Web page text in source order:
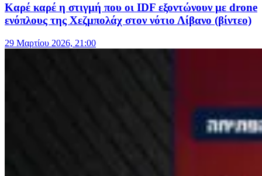
Καρέ καρέ η στιγμή που οι IDF εξοντώνουν με drone
ενόπλους της Χεζμπολάχ στον νότιο Λίβανο (βίντεο)
29 Μαρτίου 2026, 21:00